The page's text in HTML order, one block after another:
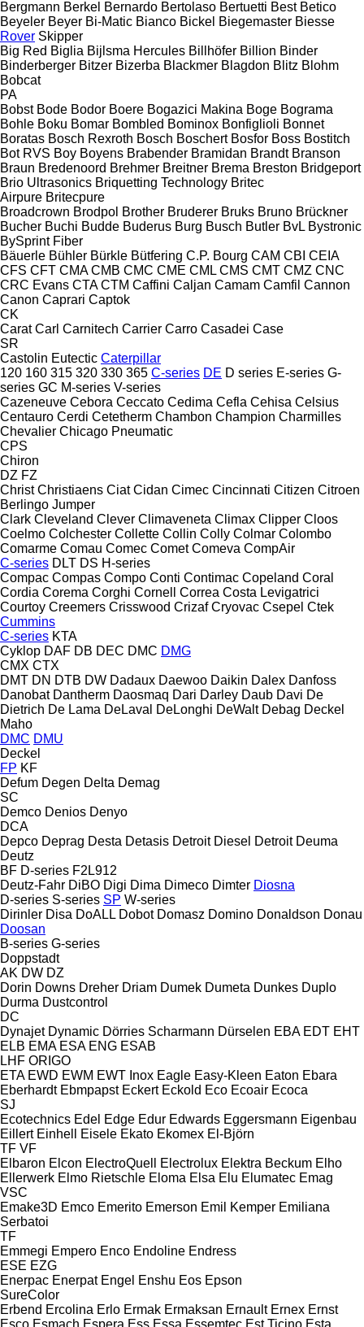
Bergmann Berkel Bernardo Bertolaso Bertuetti Best Betico
Beyeler Beyer Bi-Matic Bianco Bickel Biegemaster Biesse
Rover Skipper
Big Red Biglia Bijlsma Hercules Billhöfer Billion Binder
Binderberger Bitzer Bizerba Blackmer Blagdon Blitz Blohm
Bobcat
PA
Bobst Bode Bodor Boere Bogazici Makina Boge Bograma
Bohle Boku Bomar Bombled Bominox Bonfiglioli Bonnet
Boratas Bosch Rexroth Bosch Boschert Bosfor Boss Bostitch
Bot RVS Boy Boyens Brabender Bramidan Brandt Branson
Braun Bredenoord Brehmer Breitner Brema Breston Bridgeport
Brio Ultrasonics Briquetting Technology Britec
Airpure Britecpure
Broadcrown Brodpol Brother Bruderer Bruks Bruno Brückner
Bucher Buchi Budde Buderus Burg Busch Butler BvL Bystronic
BySprint Fiber
Bäuerle Bühler Bürkle Bütfering C.P. Bourg CAM CBI CEIA
CFS CFT CMA CMB CMC CME CML CMS CMT CMZ CNC
CRC Evans CTA CTM Caffini Caljan Camam Camfil Cannon
Canon Caprari Captok
CK
Carat Carl Carnitech Carrier Carro Casadei Case
SR
Castolin Eutectic Caterpillar
120 160 315 320 330 365 C-series DE D series E-series G-
series GC M-series V-series
Cazeneuve Cebora Ceccato Cedima Cefla Cehisa Celsius
Centauro Cerdi Cetetherm Chambon Champion Charmilles
Chevalier Chicago Pneumatic
CPS
Chiron
DZ FZ
Christ Christiaens Ciat Cidan Cimec Cincinnati Citizen Citroen
Berlingo Jumper
Clark Cleveland Clever Climaveneta Climax Clipper Cloos
Coelmo Colchester Collette Collin Colly Colmar Colombo
Comarme Comau Comec Comet Comeva CompAir
C-series DLT DS H-series
Compac Compas Compo Conti Contimac Copeland Coral
Cordia Corema Corghi Cornell Correa Costa Levigatrici
Courtoy Creemers Crisswood Crizaf Cryovac Csepel Ctek
Cummins
C-series KTA
Cyklop DAF DB DEC DMC DMG
CMX CTX
DMT DN DTB DW Dadaux Daewoo Daikin Dalex Danfoss
Danobat Dantherm Daosmaq Dari Darley Daub Davi De
Dietrich De Lama DeLaval DeLonghi DeWalt Debag Deckel
Maho
DMC DMU
Deckel
FP KF
Defum Degen Delta Demag
SC
Demco Denios Denyo
DCA
Depco Deprag Desta Detasis Detroit Diesel Detroit Deuma
Deutz
BF D-series F2L912
Deutz-Fahr DiBO Digi Dima Dimeco Dimter Diosna
D-series S-series SP W-series
Dirinler Disa DoALL Dobot Domasz Domino Donaldson Donau
Doosan
B-series G-series
Doppstadt
AK DW DZ
Dorin Downs Dreher Driam Dumek Dumeta Dunkes Duplo
Durma Dustcontrol
DC
Dynajet Dynamic Dörries Scharmann Dürselen EBA EDT EHT
ELB EMA ESA ENG ESAB
LHF ORIGO
ETA EWD EWM EWT Inox Eagle Easy-Kleen Eaton Ebara
Eberhardt Ebmpapst Eckert Eckold Eco Ecoair Ecoca
SJ
Ecotechnics Edel Edge Edur Edwards Eggersmann Eigenbau
Eillert Einhell Eisele Ekato Ekomex El-Björn
TF VF
Elbaron Elcon ElectroQuell Electrolux Elektra Beckum Elho
Ellerwerk Elmo Rietschle Eloma Elsa Elu Elumatec Emag
VSC
Emake3D Emco Emerito Emerson Emil Kemper Emiliana
Serbatoi
TF
Emmegi Empero Enco Endoline Endress
ESE EZG
Enerpac Enerpat Engel Enshu Eos Epson
SureColor
Erbend Ercolina Erlo Ermak Ermaksan Ernault Ernex Ernst
Esco Esmach Espera Ess Essa Essemtec Est Ticino Esta